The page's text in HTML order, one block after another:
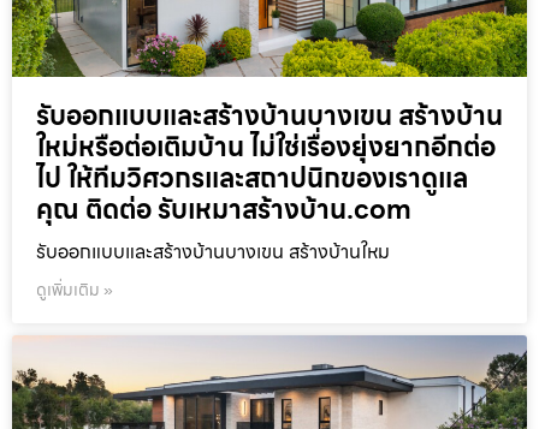
รับออกแบบและสร้างบ้านบางเขน สร้างบ้าน
ใหม่หรือต่อเติมบ้าน ไม่ใช่เรื่องยุ่งยากอีกต่อ
ไป ให้ทีมวิศวกรและสถาปนิกของเราดูแล
คุณ ติดต่อ รับเหมาสร้างบ้าน.com
รับออกแบบและสร้างบ้านบางเขน สร้างบ้านใหม
ดูเพิ่มเติม »